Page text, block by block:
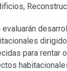
evaluarán
para rentar